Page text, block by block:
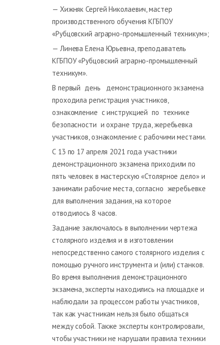
— Хижняк Сергей Николаевич, мастер
производственного обучения КГБПОУ
«Рубцовский аграрно-промышленный техникум»;
— Линева Елена Юрьевна, преподаватель
КГБПОУ «Рубцовский аграрно-промышленный
техникум».
В первый день демонстрационного экзамена
проходила регистрация участников,
ознакомление с инструкцией по технике
безопасности и охране труда, жеребьевка
участников, ознакомление с рабочими местами.
С 13 по 17 апреля 2021 года участники
демонстрационного экзамена приходили по
пять человек в мастерскую «Столярное дело» и
занимали рабочие места, согласно жеребьевке
для выполнения задания, на которое
отводилось 8 часов.
Задание заключалось в выполнении чертежа
столярного изделия и в изготовлении
непосредственно самого столярного изделия с
помощью ручного инструмента и (или) станков.
Во время выполнения демонстрационного
экзамена, эксперты находились на площадке и
наблюдали за процессом работы участников,
так как участникам нельзя было общаться
между собой. Также эксперты контролировали,
чтобы участники не нарушали правила техники